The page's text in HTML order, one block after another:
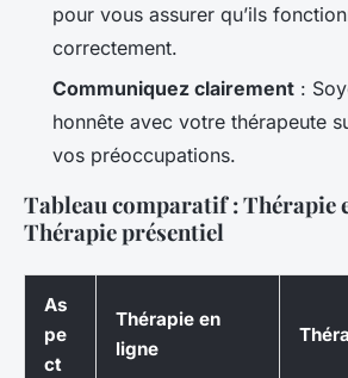
pour vous assurer qu’ils
correctement.
Communiquez clairement :
honnête avec votre thérapeute
vos préoccupations.
Tableau comparatif : Thérapie
Thérapie présentiel
As
pe
ct
Thérapie en
ligne